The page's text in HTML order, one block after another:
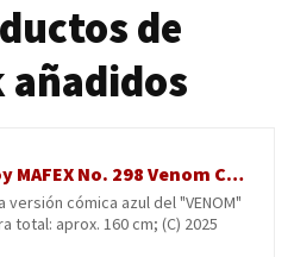
de
añadidos
Medicom Toy MAFEX No. 298 Venom Comic versión azul, altura total aprox. 160 mm, figura de acción pintada sin escala
versión cómica azul del "VENOM"
total: aprox. 160 cm; (C) 2025